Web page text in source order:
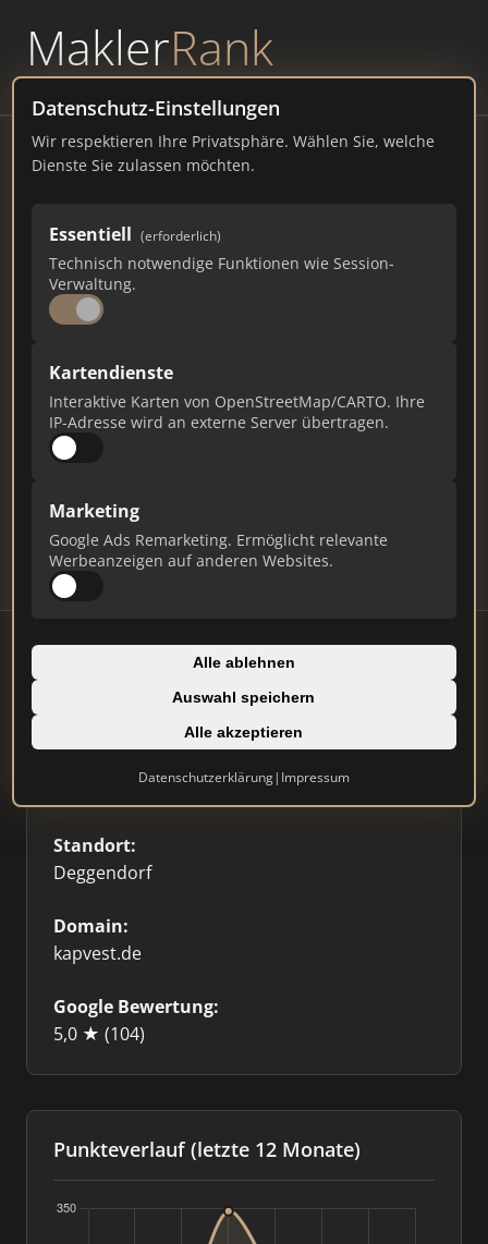
MaklerRank
powered byWAVEPOINT
Datenschutz-Einstellungen
Wir respektieren Ihre Privatsphäre. Wählen Sie, welche
Dienste Sie zulassen möchten.
Essentiell (erforderlich)
Technisch notwendige Funktionen wie Session-
Verwaltung.
Kartendienste
Interaktive Karten von OpenStreetMap/CARTO. Ihre
IP-Adresse wird an externe Server übertragen.
Marketing
Google Ads Remarketing. Ermöglicht relevante
Werbeanzeigen auf anderen Websites.
Alle ablehnen
Auswahl speichern
Alle akzeptieren
Datenschutzerklärung| Impressum
KAPVEST Real Estate GmbH
kapvest.de
154
Ist das Ihr Unternehmen?
Verifizieren Sie Ihr Profil, bearbeiten Sie Ihre
Updates.
Profil beanspruchen
Standort:
Deggendorf
Domain:
kapvest.de
Google Bewertung:
5,0 ★ (104)
Punkteverlauf (letzte 12 Monate)